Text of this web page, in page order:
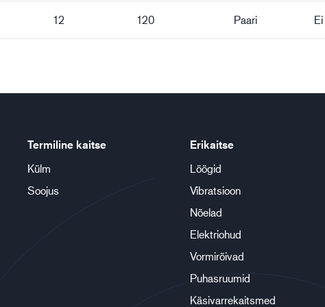
12 120 Paari Ei
Termiline kaitse
Külm
Soojus
Erikaitse
Löögid
Vibratsioon
Nõelad
Elektriohud
Vormirõivad
Puhasruumid
Käsivarrekaitsmed